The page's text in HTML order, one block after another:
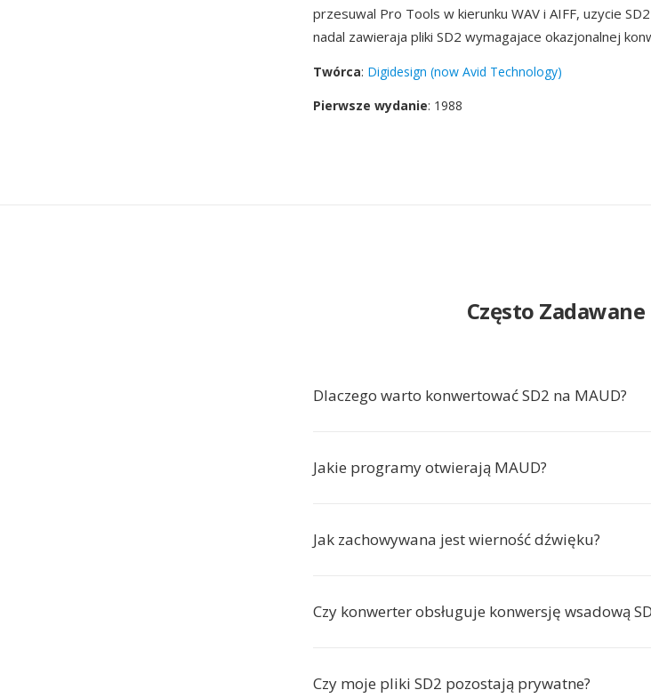
przesuwal Pro Tools w kierunku WAV i AIFF, uzycie
nadal zawieraja pliki SD2 wymagajace okazjonalnej
Twórca: Digidesign (now Avid Technology)
Pierwsze wydanie: 1988
Często
Dlaczego warto konwertować SD2 na MAUD?
Jakie programy otwierają MAUD?
Jak zachowywana jest wierność dźwięku?
Czy konwerter obsługuje konwersję wsadową
Czy moje pliki SD2 pozostają prywatne?